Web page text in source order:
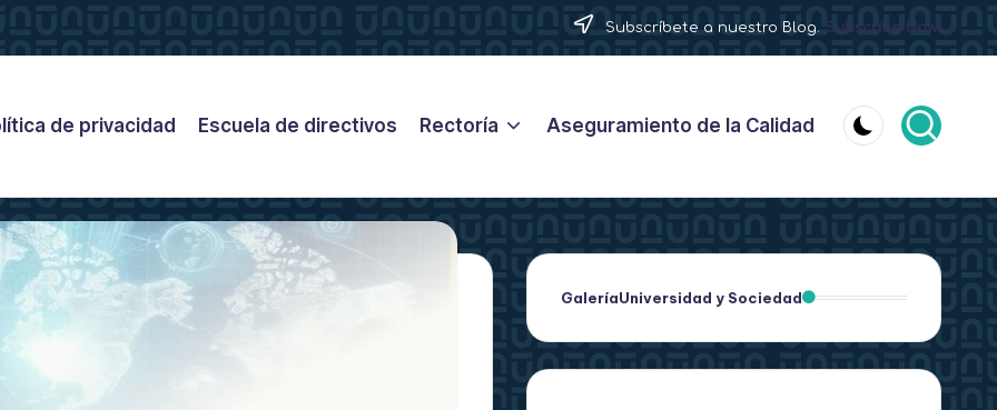
Subscríbete a nuestro Blog. Subscribe Now!
de privacidad Escuela de directivos Rectoría Aseguramiento de la Calidad
GaleríaUniversidad y Sociedad